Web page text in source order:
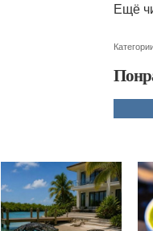
Ещё